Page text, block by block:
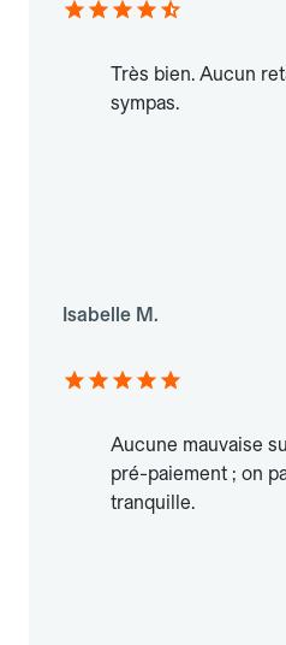
Très bien. Aucun
sympas.
Isabelle M.
Aucune mauvaise
pré-paiement ; on
tranquille.